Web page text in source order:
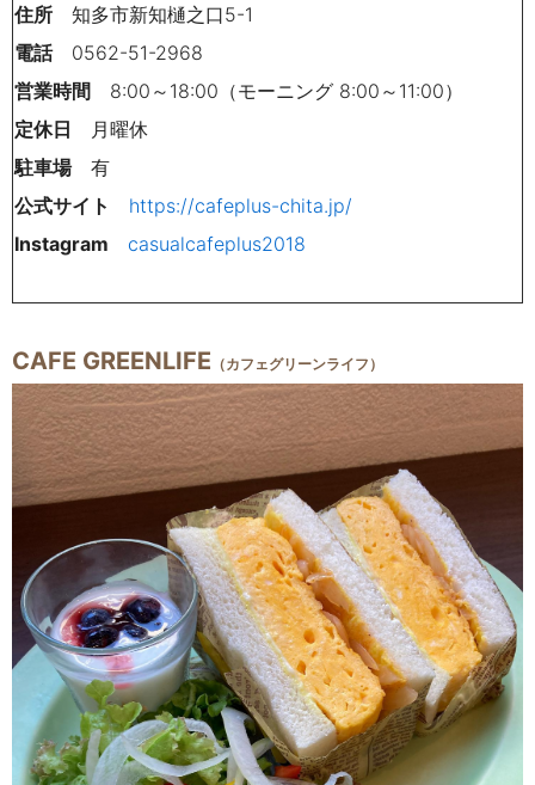
住所 知多市新知樋之口5-1
電話0562-51-2968
営業時間 8:00～18:00（モーニング 8:00～11:00）
定休日 月曜休
駐車場有
公式サイト https://cafeplus-chita.jp/
Instagram
casualcafeplus2018
CAFE GREENLIFE （カフェグリーンライフ）